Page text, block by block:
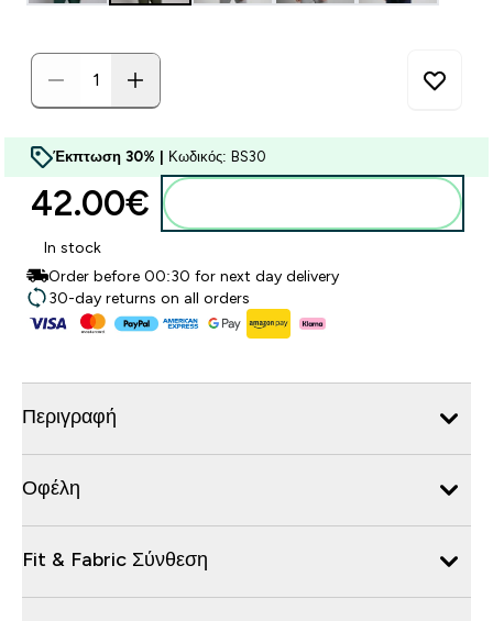
Έκπτωση 30% | Κωδικός: BS30
42.00€‎
In stock
Order before 00:30 for next day delivery
30-day returns on all orders
Περιγραφή
Οφέλη
Fit & Fabric Σύνθεση